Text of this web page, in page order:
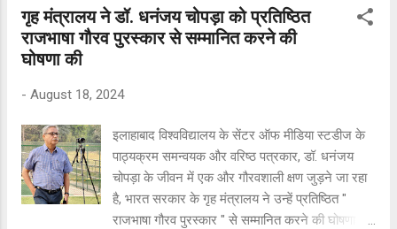
Sthapana Muhurat 2024 गणेश चतुर्थी का यह साल
बहुत ही खास है, मूर्ति स्थापना का शुभ मुहूर्त सुबह 10:30
गणेश चतुर्थी भारत मे ही नही बल्कि सम्पूर्ण विश्व मे मनाया
जाने वाला एक महत्वपूर्ण त्योहार है। इस दिन, भगवान गणेश
जी की पूजा बड़े धूमधाम से किया जाता है। यह त्योहार 10
दिनो तक धूमधाम से मनाया जाता है, जिसमें गणपति बप्पा
यानी गणेश जी की मूर्ति स्थापित की जाती है और उनकी
पूजा अर्चना की जाती है। गणेश म...
गृह मंत्रालय ने डॉ. धनंजय चोपड़ा को प्रतिष्ठित
राजभाषा गौरव पुरस्कार से सम्मानित करने की
घोषणा की
- August 18, 2024
इलाहाबाद विश्वविद्यालय के सेंटर ऑफ मीडिया स्टडीज के
पाठ्यक्रम समन्वयक और वरिष्ठ पत्रकार, डॉ. धनंजय
चोपड़ा के जीवन में एक और गौरवशाली क्षण जुड़ने जा रहा
है, भारत सरकार के गृह मंत्रालय ने उन्हें प्रतिष्ठित "
राजभाषा गौरव पुरस्कार " से सम्मानित करने की घोषणा की